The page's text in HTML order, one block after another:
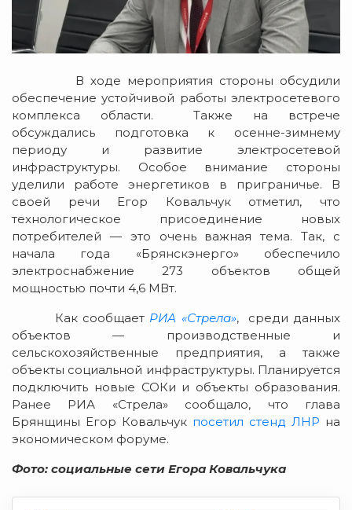
В ходе мероприятия стороны обсудили
обеспечение устойчивой работы электросетевого
комплекса области. Также на встрече
обсуждались подготовка к осенне-зимнему
периоду и развитие электросетевой
инфраструктуры. Особое внимание стороны
уделили работе энергетиков в приграничье. В
своей речи Егор Ковальчук отметил, что
технологическое присоединение новых
потребителей — это очень важная тема. Так, с
начала года «Брянскэнерго» обеспечило
электроснабжение 273 объектов общей
мощностью почти 4,6 МВт.
Как сообщает РИА «Стрела», среди данных
объектов — производственные и
сельскохозяйственные предприятия, а также
объекты социальной инфраструктуры. Планируется
подключить новые СОКи и объекты образования.
Ранее РИА «Стрела» сообщало, что глава
Брянщины Егор Ковальчук посетил стенд ЛНР на
экономическом форуме.
Фото: социальные сети Егора Ковальчука